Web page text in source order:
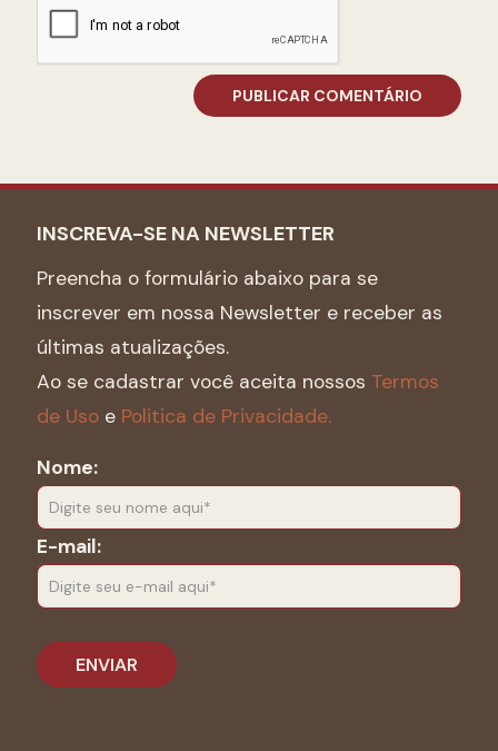
INSCREVA-SE NA NEWSLETTER
Preencha o formulário abaixo para se
inscrever em nossa Newsletter e receber as
últimas atualizações.
Ao se cadastrar você aceita nossos Termos
de Uso e Politica de Privacidade.
Nome:
E-mail: